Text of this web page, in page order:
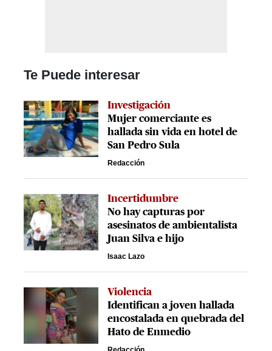
Te Puede interesar
Investigación
Mujer comerciante es
hallada sin vida en hotel de
San Pedro Sula
Redacción
Incertidumbre
No hay capturas por
asesinatos de ambientalista
Juan Silva e hijo
Isaac Lazo
Violencia
Identifican a joven hallada
encostalada en quebrada del
Hato de Enmedio